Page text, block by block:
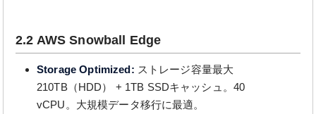
2.2 AWS Snowball Edge
Storage Optimized: ストレージ容量最大
210TB（HDD） + 1TB SSDキャッシュ。40
vCPU。大規模データ移行に最適。